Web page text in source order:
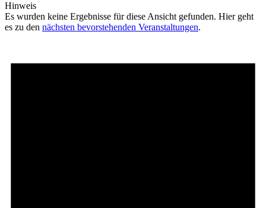
Hinweis
Es wurden keine Ergebnisse für diese Ansicht gefunden. Hier geht
es zu den nächsten bevorstehenden Veranstaltungen.